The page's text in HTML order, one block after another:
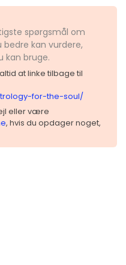
spørgsmål om
bedre kan vurdere,
kan bruge.
at linke tilbage til
for-the-soul/
eller være
, hvis du opdager noget,